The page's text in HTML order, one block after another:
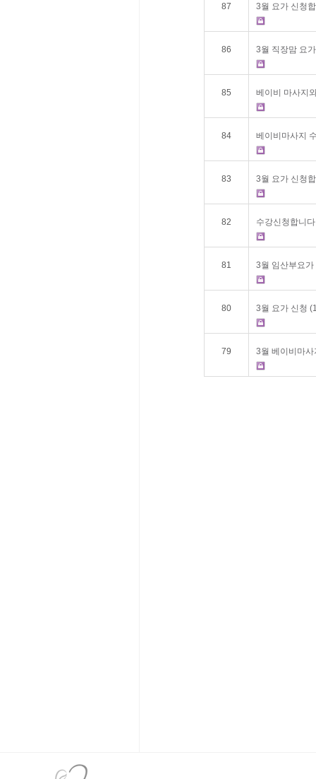
87 3월 요가 신청
86 3월 직장맘 요가
85 베이비 마사지
84 베이비마사지
83 3월 요가 신청
82 수강신청합니
81 3월 임산부요
80 3월 요가 신청
79 3월 베이비마